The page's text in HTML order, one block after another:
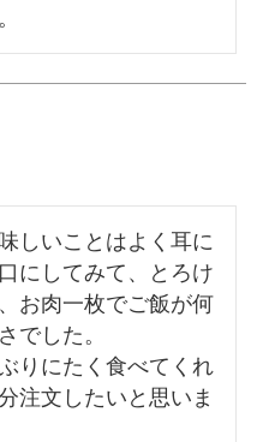
しいことはよく耳に
にしてみて、とろけ
お肉一枚でご飯が何
でした。
りにたく食べてくれ
注文したいと思いま